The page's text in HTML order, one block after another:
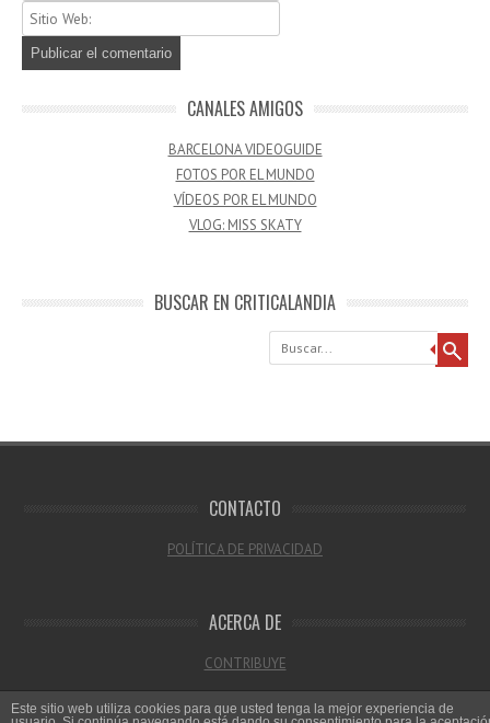
CANALES AMIGOS
BARCELONA VIDEOGUIDE
FOTOS POR EL MUNDO
VÍDEOS POR EL MUNDO
VLOG: MISS SKATY
BUSCAR EN CRITICALANDIA
Buscar
CONTACTO
POLÍTICA DE PRIVACIDAD
ACERCA DE
CONTRIBUYE
Este sitio web utiliza cookies para que usted tenga la mejor experiencia de